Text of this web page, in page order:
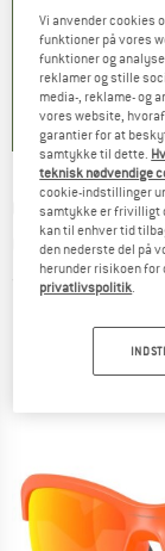
pris
€ 129,95
OAKLEY -
Cykelbriller
(0)
Vi anvender cookies
funktioner på vores
funktioner og
reklamer og stille
media-, reklame- og
vores website,
garantier for at
samtykke til dette.
teknisk nødvendige
cookie-indstillinger
samtykke er frivilligt
kan til enhver tid
den nederste del på
herunder risikoen
privatlivspolitik.